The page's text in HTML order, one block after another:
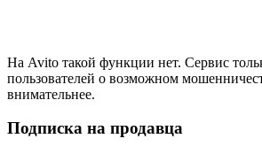
На Avito такой функции нет. Сервис
пользователей о возможном
внимательнее.
Подписка на продавца